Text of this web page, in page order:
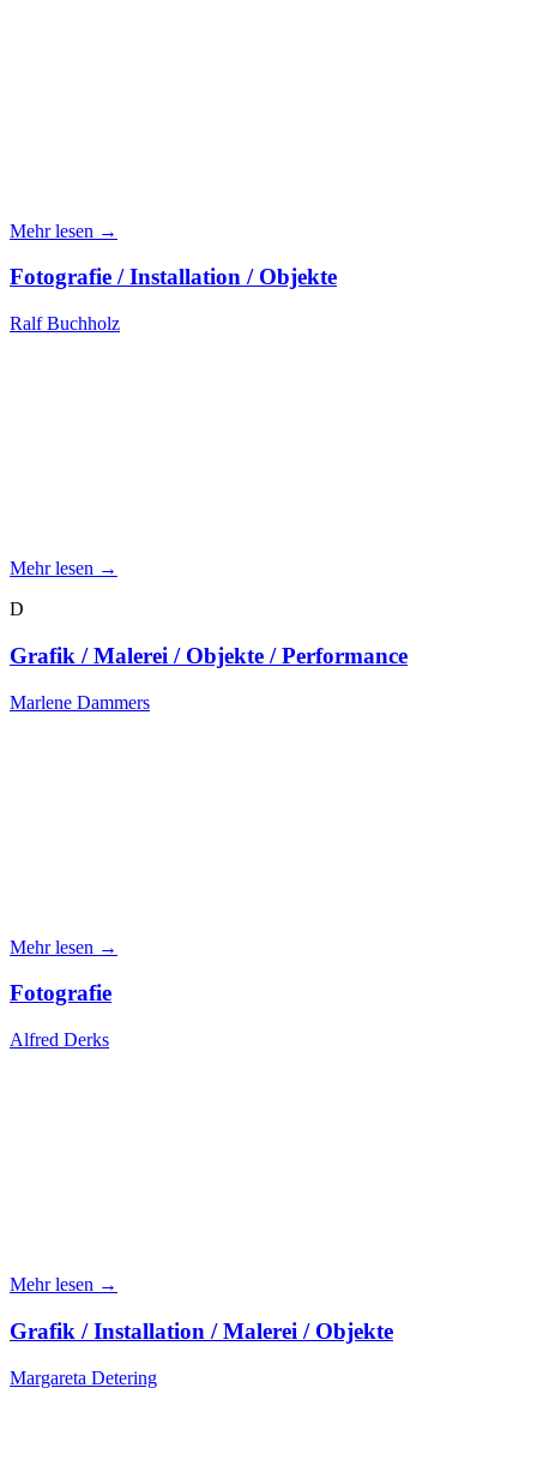
Mehr lesen →
Fotografie / Installation / Objekte
Ralf Buchholz
Mehr lesen →
D
Grafik / Malerei / Objekte / Performance
Marlene Dammers
Mehr lesen →
Fotografie
Alfred Derks
Mehr lesen →
Grafik / Installation / Malerei / Objekte
Margareta Detering